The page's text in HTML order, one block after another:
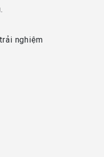
nghiệm